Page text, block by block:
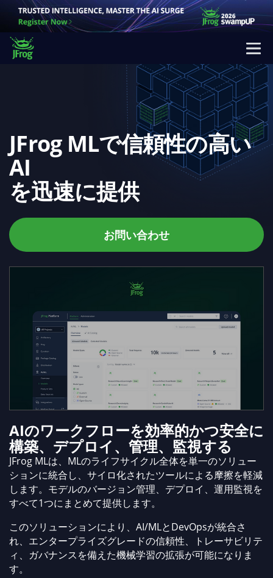
JFrog MLで信頼性の高い
AI
を迅速に提供
お問い合わせ
AIのワークフローを効率的かつ安全に
構築、デプロイ、管理、監視する
JFrog MLは、MLのライフサイクル全体を単一のソリュー
ションに統合し、サイロ化されたツールによる摩擦を軽減
します。モデルのバージョン管理、デプロイ、運用監視を
すべて1つにまとめて提供します。
このソリューションにより、AI/MLとDevOpsが統合さ
れ、エンタープライズグレードの信頼性、トレーサビリテ
ィ、ガバナンスを備えた機械学習の拡張が可能になりま
す。